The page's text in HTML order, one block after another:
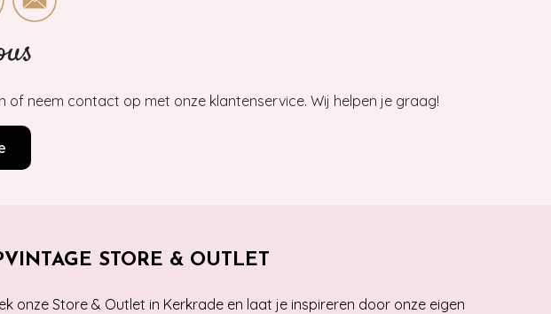
of neem contact op met onze klantenservice. Wij helpen je graag!
STORE & OUTLET
onze Store & Outlet in Kerkrade en laat je inspireren door onze eigen